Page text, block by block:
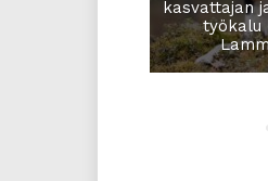
kasvattajan
työkalu